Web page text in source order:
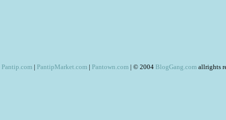
Pantip.com | PantipMarket.com | Pantown.com | © 2004 BlogGang.com allrights